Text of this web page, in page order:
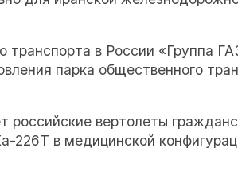
в России «Группа
парка общественного
российские вертолеты
226Т в медицинской